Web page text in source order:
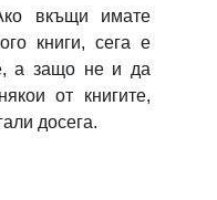
вкъщи имате
книги, сега е
а защо не и да
от книгите,
досега.